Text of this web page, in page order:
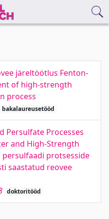
järeltöötlus Fenton-
of high-strength
process
bakalaureusetööd
Persulfate Processes
and High-Strength
protsesside
saastatud reovee
doktoritööd